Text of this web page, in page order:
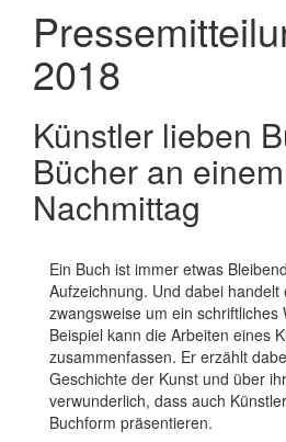
2018
Künstler lieben
Bücher an einem
Nachmittag
Ein Buch ist immer etwas
Aufzeichnung. Und dabei handelt
zwangsweise um ein schriftliches
Beispiel kann die Arbeiten eines
zusammenfassen. Er erzählt
Geschichte der Kunst und über
verwunderlich, dass auch
Buchform präsentieren.